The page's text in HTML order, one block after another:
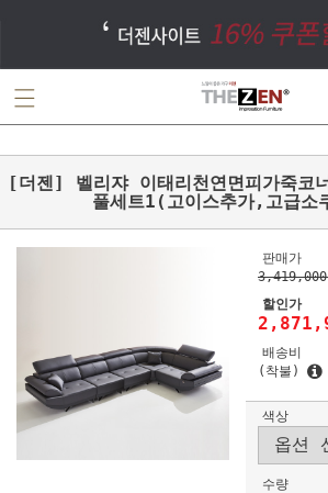
[더젠] 벨리쟈 이태리천연면피가죽코
풀세트1(고이스추가,고급소
판매가
3,419,000
할인가
배송비
(착불)
색상
수량